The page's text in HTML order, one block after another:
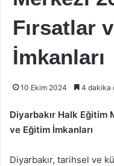
Fırsatlar
İmkanları
10 Ekim 2024 4 dakika
Diyarbakır Halk Eğitim
ve Eğitim İmkanları
Diyarbakır, tarihsel ve